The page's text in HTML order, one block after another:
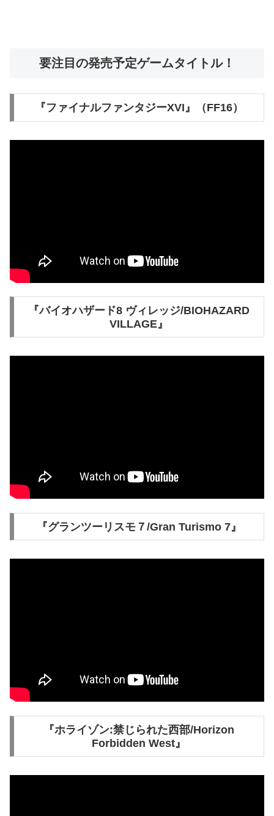
要注目の発売予定ゲームタイトル！
『ファイナルファンタジーXVI』（FF16）
『バイオハザード8 ヴィレッジ/BIOHAZARD
VILLAGE』
『グランツーリスモ７/Gran Turismo 7』
『ホライゾン:禁じられた西部/Horizon
Forbidden West』